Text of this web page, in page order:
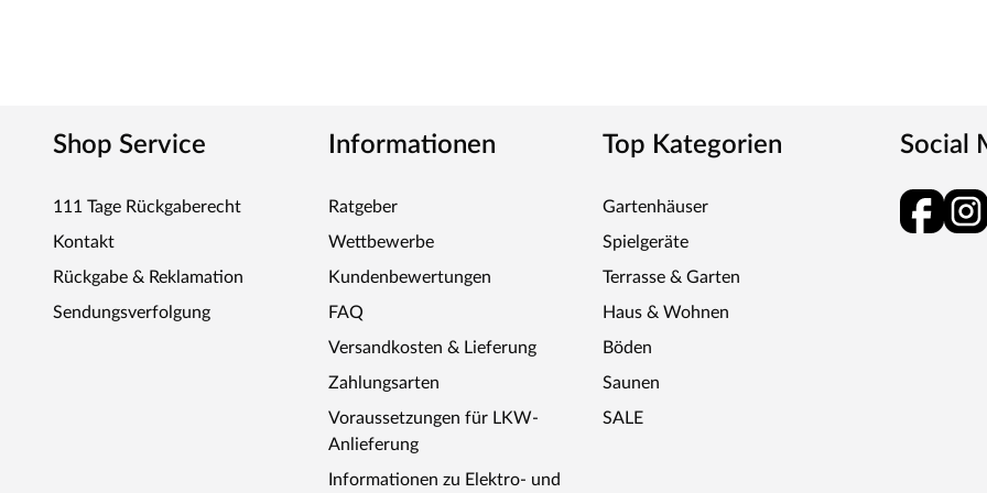
elektrische Geräte, wie die Kabinenbeleuchtung, können ebenso an die externe Steuerung angeschlossen
und bedient werden.
Elektronisches Steuergerät EASY mit digitaler Anzeige
Für Starkstromöfen mit 3,5 - 9 kW Leistung
Bedienung durch leichte Berührung der Schaltsymbole
Inklusive Temperaturfühler mit Temperatursicherung
Soll-/Ist-Temperaturanzeige in Celsius
Shop Service
111 Tage Rückgaberecht
Kontakt
Rückgabe & Reklamation
Sendungsverfolgung
Informationen
Ratgeber
Wettbewerbe
Kundenbewertungen
FAQ
Versandkosten & Lieferung
Zahlungsarten
Voraussetzungen für LKW-
Anlieferung
Informationen zu Elektro- und
Top Kategorien
Gartenhäuser
Spielgeräte
Terrasse & Garten
Haus & Wohnen
Böden
Saunen
SALE
Social